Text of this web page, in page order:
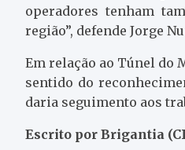
operadores tenham
região”, defende Jorge
Em relação ao Túnel do
sentido do
daria seguimento aos
Escrito por Brigantia